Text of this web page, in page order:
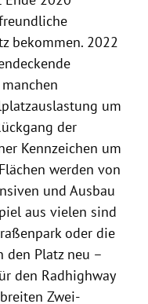
bekommen. 2022
um
der
Kennzeichen um
werden von
und Ausbau
aus vielen sind
oder die
den Platz neu –
den Radhighway
Zwei-